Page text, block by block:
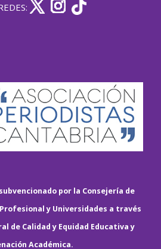
por la Consejería de
y Universidades a través
de Calidad y Equidad Educativa y
Académica.